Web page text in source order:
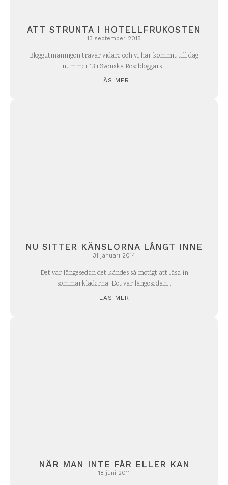
ATT STRUNTA I HOTELLFRUKOSTEN
13 september 2015
Bloggutmaningen travar vidare och vi har kommit till dag
nummer 13 i Svenska Resebloggars...
LÄS MER
NU SITTER KÄNSLORNA LÅNGT INNE
31 januari 2014
Det var längesedan det kändes så motigt att låsa in
sommarkläderna. Det var längesedan...
LÄS MER
NÄR MAN INTE FÅR ELLER KAN
18 juni 2011